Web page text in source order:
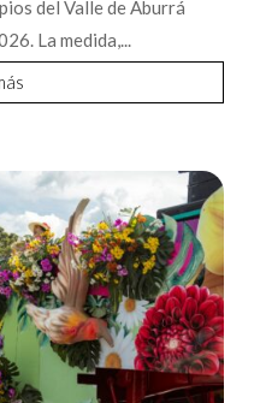
del Valle de Aburrá
La medida,...